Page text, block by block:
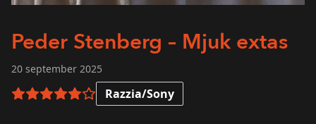
Peder Stenberg – Mjuk extas
20 september 2025
5 av 6 i betyg Razzia/Sony